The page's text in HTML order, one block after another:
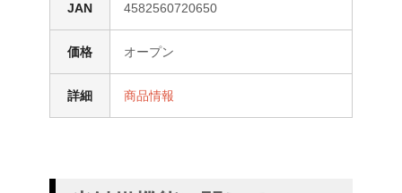
JAN 4582560720650
価格 オープン
詳細 商品情報